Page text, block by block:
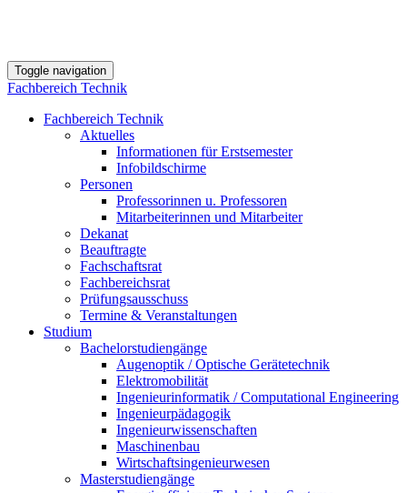
Toggle navigation
Fachbereich Technik
Fachbereich Technik
Aktuelles
Informationen für Erstsemester
Infobildschirme
Personen
Professorinnen u. Professoren
Mitarbeiterinnen und Mitarbeiter
Dekanat
Beauftragte
Fachschaftsrat
Fachbereichsrat
Prüfungsausschuss
Termine & Veranstaltungen
Studium
Bachelorstudiengänge
Augenoptik / Optische Gerätetechnik
Elektromobilität
Ingenieurinformatik / Computational Engineering
Ingenieurpädagogik
Ingenieurwissenschaften
Maschinenbau
Wirtschaftsingenieurwesen
Masterstudiengänge